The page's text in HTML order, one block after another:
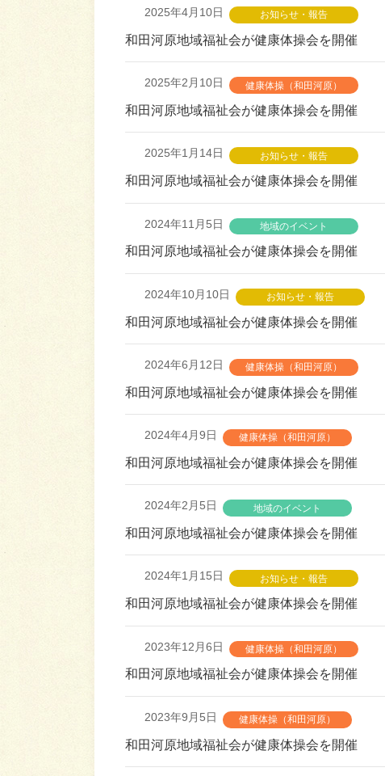
2025年4月10日 お知らせ・報告
和田河原地域福祉会が健康体操会を開催
2025年2月10日 健康体操（和田河原）
和田河原地域福祉会が健康体操会を開催
2025年1月14日 お知らせ・報告
和田河原地域福祉会が健康体操会を開催
2024年11月5日 地域のイベント
和田河原地域福祉会が健康体操会を開催
2024年10月10日 お知らせ・報告
和田河原地域福祉会が健康体操会を開催
2024年6月12日 健康体操（和田河原）
和田河原地域福祉会が健康体操会を開催
2024年4月9日 健康体操（和田河原）
和田河原地域福祉会が健康体操会を開催
2024年2月5日 地域のイベント
和田河原地域福祉会が健康体操会を開催
2024年1月15日 お知らせ・報告
和田河原地域福祉会が健康体操会を開催
2023年12月6日 健康体操（和田河原）
和田河原地域福祉会が健康体操会を開催
2023年9月5日 健康体操（和田河原）
和田河原地域福祉会が健康体操会を開催